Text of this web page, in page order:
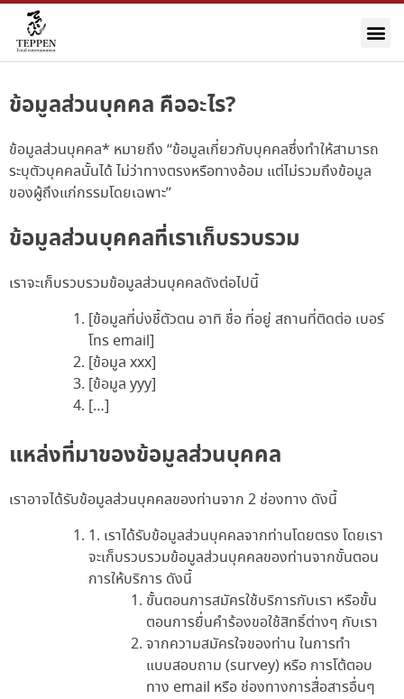
ข้อมูลส่วนบุคคล คืออะไร?
ข้อมูลส่วนบุคคล* หมายถึง “ข้อมูลเกี่ยวกับบุคคลซึ่งทำให้สามารถ
ระบุตัวบุคคลนั้นได้ ไม่ว่าทางตรงหรือทางอ้อม แต่ไม่รวมถึงข้อมูล
ของผู้ถึงแก่กรรมโดยเฉพาะ”
ข้อมูลส่วนบุคคลที่เราเก็บรวบรวม
เราจะเก็บรวบรวมข้อมูลส่วนบุคคลดังต่อไปนี้
[ข้อมูลที่บ่งชี้ตัวตน อาทิ ชื่อ ที่อยู่ สถานที่ติดต่อ เบอร์
โทร email]
[ข้อมูล xxx]
[ข้อมูล yyy]
[…]
แหล่งที่มาของข้อมูลส่วนบุคคล
เราอาจได้รับข้อมูลส่วนบุคคลของท่านจาก 2 ช่องทาง ดังนี้
1. เราได้รับข้อมูลส่วนบุคคลจากท่านโดยตรง โดยเรา
จะเก็บรวบรวมข้อมูลส่วนบุคคลของท่านจากขั้นตอน
การให้บริการ ดังนี้
ขั้นตอนการสมัครใช้บริการกับเรา หรือขั้น
ตอนการยื่นคำร้องขอใช้สิทธิ์ต่างๆ กับเรา
จากความสมัครใจของท่าน ในการทำ
แบบสอบถาม (survey) หรือ การโต้ตอบ
ทาง email หรือ ช่องทางการสื่อสารอื่นๆ